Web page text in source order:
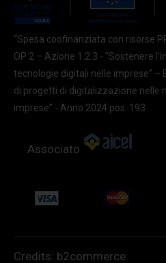
“Spesa coofinanziata con risorse
OP 2 – Azione 1.2.3 - "Sostenere
tecnologie digitali nelle imprese” –
di progetti di digitalizzazione nelle
imprese” - Anno 2024 pos. 193
Associato
Credits: b2commerce